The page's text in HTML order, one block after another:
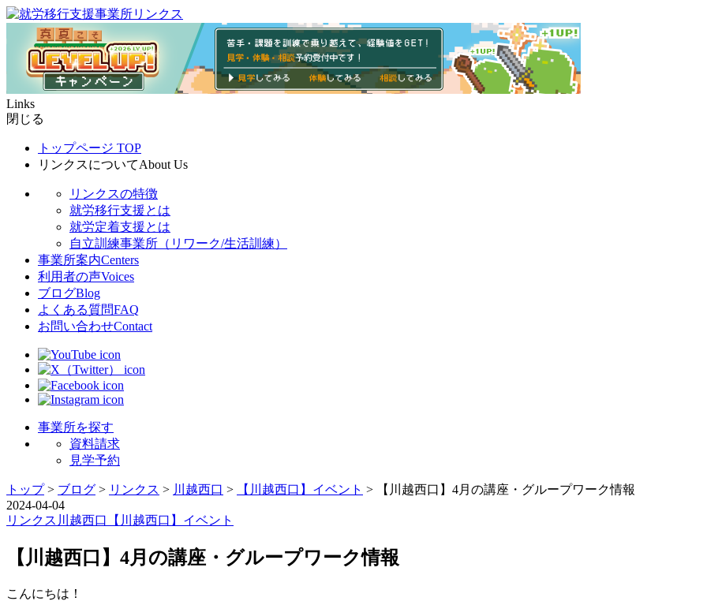
Links
閉じる
トップページ TOP
リンクスについてAbout Us
リンクスの特徴
就労移行支援とは
就労定着支援とは
自立訓練事業所（リワーク/生活訓練）
事業所案内Centers
利用者の声Voices
ブログBlog
よくある質問FAQ
お問い合わせContact
事業所を探す
資料請求
見学予約
トップ> ブログ > リンクス > 川越西口 > 【川越西口】イベント >
【川越西口】4月の講座・グループワーク情報
2024-04-04
リンクス 川越西口 【川越西口】イベント
【川越西口】4月の講座・グループワーク情報
こんにちは！